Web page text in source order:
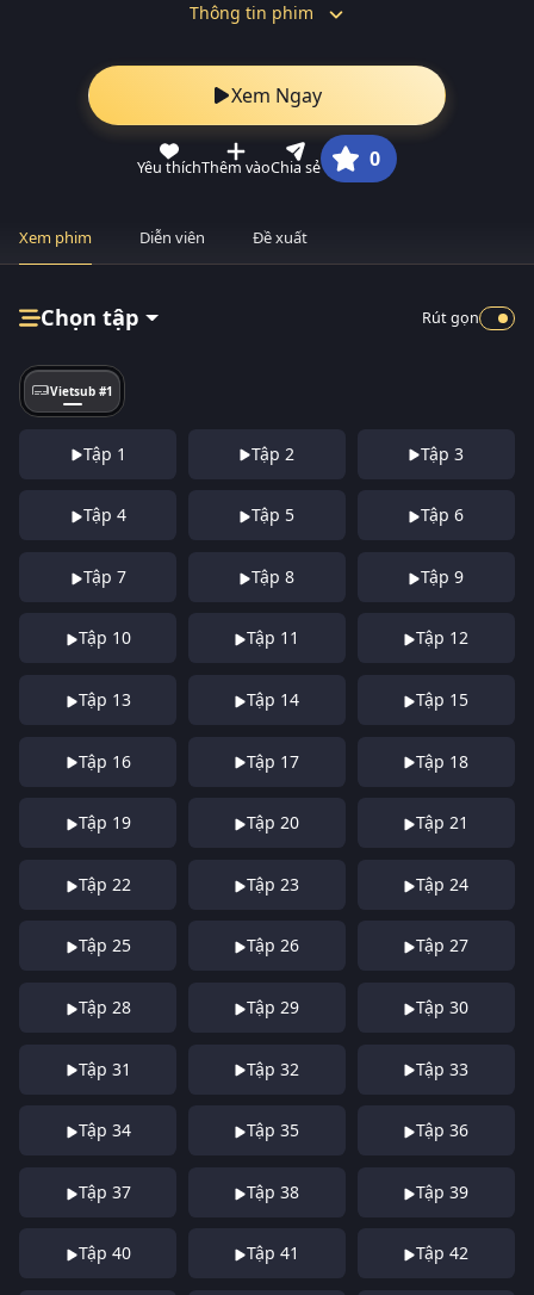
Thông tin phim
Xem Ngay
Yêu thíchThêm vàoChia sẻ 0
Xem phim Diễn viên Đề xuất
Chọn tập Rút gọn
Vietsub #1
Tập 1 Tập 2 Tập 3
Tập 4 Tập 5 Tập 6
Tập 7 Tập 8 Tập 9
Tập 10 Tập 11 Tập 12
Tập 13 Tập 14 Tập 15
Tập 16 Tập 17 Tập 18
Tập 19 Tập 20 Tập 21
Tập 22 Tập 23 Tập 24
Tập 25 Tập 26 Tập 27
Tập 28 Tập 29 Tập 30
Tập 31 Tập 32 Tập 33
Tập 34 Tập 35 Tập 36
Tập 37 Tập 38 Tập 39
Tập 40 Tập 41 Tập 42